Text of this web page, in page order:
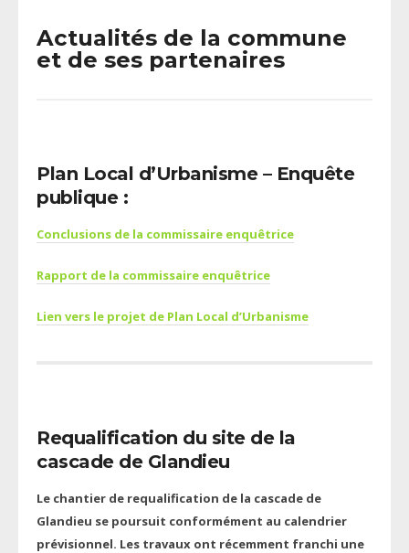
Actualités de la commune
et de ses partenaires
Plan Local d’Urbanisme – Enquête
publique :
Conclusions de la commissaire enquêtrice
Rapport de la commissaire enquêtrice
Lien vers le projet de Plan Local d’Urbanisme
Requalification du site de la
cascade de Glandieu
Le chantier de requalification de la cascade de
Glandieu se poursuit conformément au calendrier
prévisionnel. Les travaux ont récemment franchi une